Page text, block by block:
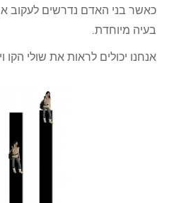
כאשר בני האדם נדרשים לעקוב
בעיה מיוחדת.
אנחנו יכולים לראות את שולי הקו